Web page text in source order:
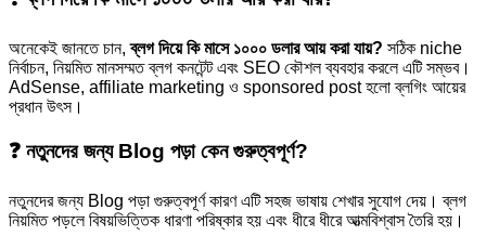
অনেকেই জানতে চান,ব্লগ দিয়ে কি মাসে ১০০০ ডলার আয় করা যায়? সঠিক niche
নির্বাচন, নিয়মিত মানসম্মত ব্লগ কনটেন্ট এবং SEO কৌশল ব্যবহার করলে এটি সম্ভব।
AdSense, affiliate marketing ও sponsored post হলো ব্লগিং আয়ের
প্রধান উৎস।
❓ নতুনদের জন্য Blog পড়া কেন গুরুত্বপূর্ণ?
নতুনদের জন্য Blog পড়া গুরুত্বপূর্ণ কারণ এটি সহজ ভাষায় শেখার সুযোগ দেয়। ব্লগ
নিয়মিত পড়লে বিষয়ভিত্তিক ধারণা পরিষ্কার হয় এবং ধীরে ধীরে আত্মবিশ্বাস তৈরি হয়।